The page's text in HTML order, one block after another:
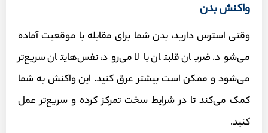
واکنش بدن
وقتی استرس دارید، بدن شما برای مقابله با موقعیت آماده
می‌شود. ضربان قلبتان بالا می‌رود، نفس‌هایتان سریع‌تر
می‌شود و ممکن است بیشتر عرق کنید. این واکنش به شما
کمک می‌کند تا در شرایط سخت تمرکز کرده و سریع‌تر عمل
کنید.